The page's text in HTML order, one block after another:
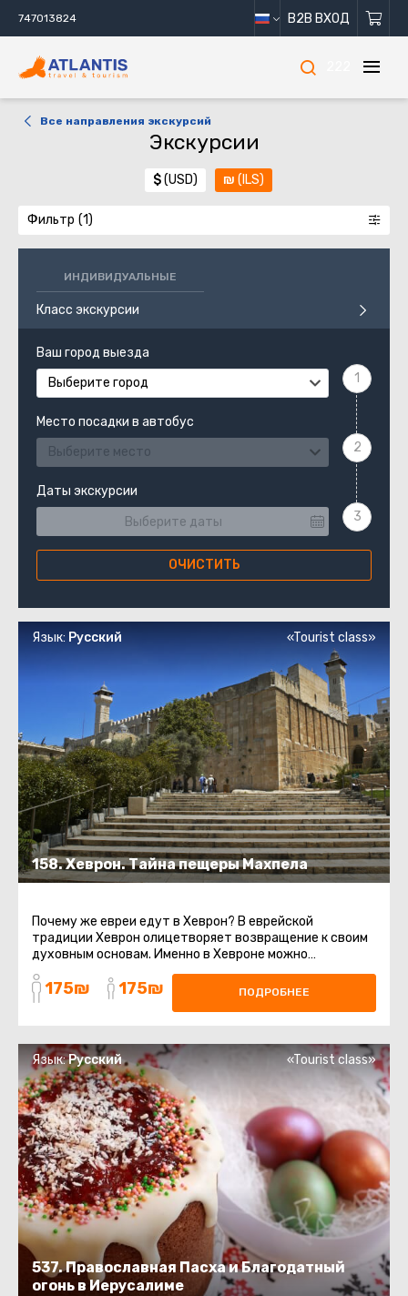
747013824 B2B ВХОД
Все направления экскурсий
Экскурсии
$(USD) ₪ (ILS)
Фильтр
ИНДИВИДУАЛЬНЫЕ
Класс экскурсии
Ваш город выезда
Выберите город
Место посадки в автобус
Выберите место
Даты экскурсии
ОЧИСТИТЬ
158. Хеврон. Тайна пещеры Махпела
Язык: Русский «Tourist class»
Почему же евреи едут в Хеврон? В еврейской
традиции Хеврон олицетворяет возвращение к своим
духовным основам. Именно в Хевроне можно
почувствовать связь с Праотцами ...
175₪ 175₪ ПОДРОБНЕЕ
537. Православная Пасха и Благодатный
огонь в Иерусалиме
Язык:Русский «Tourist class»